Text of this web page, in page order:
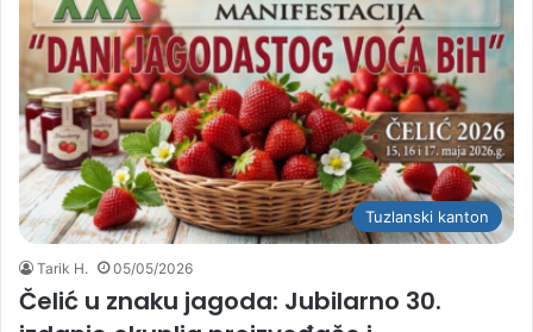
Tuzlanski kanton
Tarik H. 05/05/2026
Čelić u znaku jagoda: Jubilarno 30.